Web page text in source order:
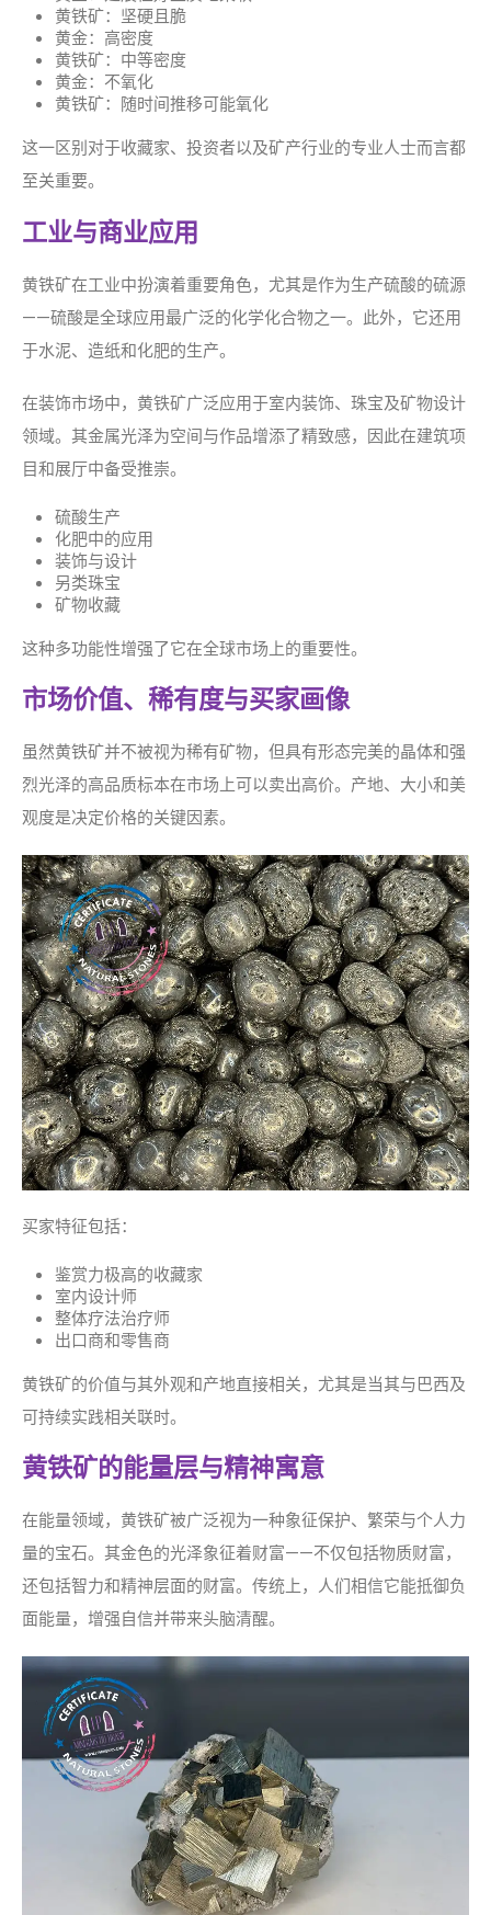
黄铁矿：坚硬且脆
黄金：高密度
黄铁矿：中等密度
黄金：不氧化
黄铁矿：随时间推移可能氧化
这一区别对于收藏家、投资者以及矿产行业的专业人士而言都
至关重要。
工业与商业应用
黄铁矿在工业中扮演着重要角色，尤其是作为生产硫酸的硫源
——硫酸是全球应用最广泛的化学化合物之一。此外，它还用
于水泥、造纸和化肥的生产。
在装饰市场中，黄铁矿广泛应用于室内装饰、珠宝及矿物设计
领域。其金属光泽为空间与作品增添了精致感，因此在建筑项
目和展厅中备受推崇。
硫酸生产
化肥中的应用
装饰与设计
另类珠宝
矿物收藏
这种多功能性增强了它在全球市场上的重要性。
市场价值、稀有度与买家画像
虽然黄铁矿并不被视为稀有矿物，但具有形态完美的晶体和强
烈光泽的高品质标本在市场上可以卖出高价。产地、大小和美
观度是决定价格的关键因素。
买家特征包括：
鉴赏力极高的收藏家
室内设计师
整体疗法治疗师
出口商和零售商
黄铁矿的价值与其外观和产地直接相关，尤其是当其与巴西及
可持续实践相关联时。
黄铁矿的能量层与精神寓意
在能量领域，黄铁矿被广泛视为一种象征保护、繁荣与个人力
量的宝石。其金色的光泽象征着财富——不仅包括物质财富，
还包括智力和精神层面的财富。传统上，人们相信它能抵御负
面能量，增强自信并带来头脑清醒。